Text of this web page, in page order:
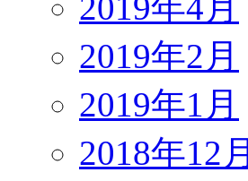
2019年2月
2019年1月
2018年12月